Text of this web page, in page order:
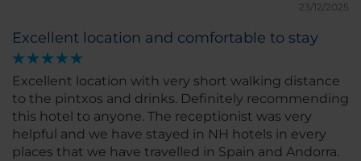
23/12/2025
Excellent location and comfortable to stay
Excellent location with very short walking distance
to the pintxos and drinks. Definitely recommending
this hotel to anyone. The receptionist was very
helpful and we have stayed in NH hotels in every
places that we have travelled in Spain and Andorra.